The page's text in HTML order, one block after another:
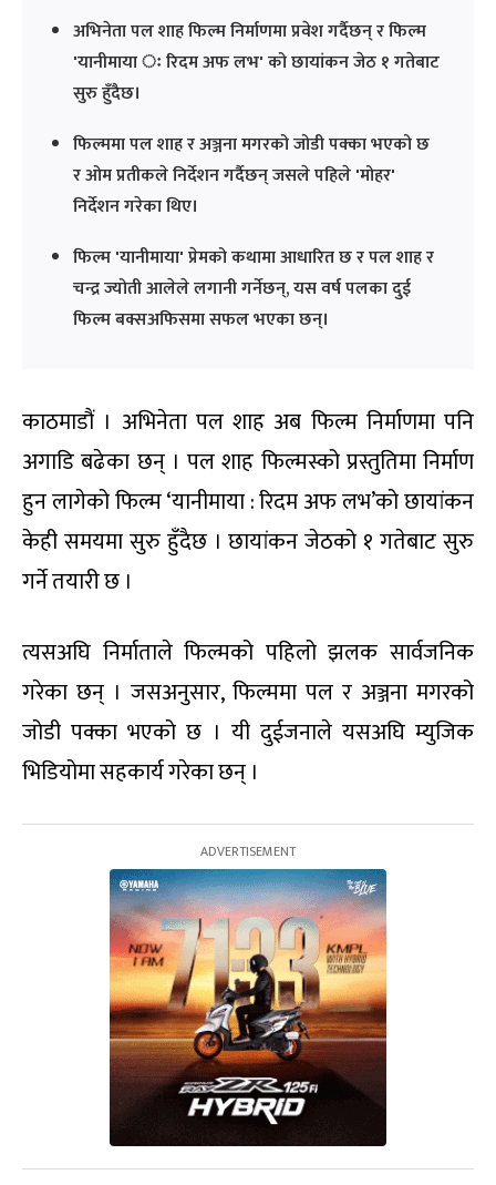
अभिनेता पल शाह फिल्म निर्माणमा प्रवेश गर्दैछन् र फिल्म
'यानीमाया ः रिदम अफ लभ' को छायांकन जेठ १ गतेबाट
सुरु हुँदैछ।
फिल्ममा पल शाह र अञ्जना मगरको जोडी पक्का भएको छ
र ओम प्रतीकले निर्देशन गर्दैछन् जसले पहिले 'मोहर'
निर्देशन गरेका थिए।
फिल्म 'यानीमाया' प्रेमको कथामा आधारित छ र पल शाह र
चन्द्र ज्योती आलेले लगानी गर्नेछन्, यस वर्ष पलका दुई
फिल्म बक्सअफिसमा सफल भएका छन्।
काठमाडौं । अभिनेता पल शाह अब फिल्म निर्माणमा पनि
अगाडि बढेका छन् । पल शाह फिल्मस्को प्रस्तुतिमा निर्माण
हुन लागेको फिल्म ‘यानीमाया : रिदम अफ लभ’को छायांकन
केही समयमा सुरु हुँदैछ । छायांकन जेठको १ गतेबाट सुरु
गर्ने तयारी छ ।
त्यसअघि निर्माताले फिल्मको पहिलो झलक सार्वजनिक
गरेका छन् । जसअनुसार, फिल्ममा पल र अञ्जना मगरको
जोडी पक्का भएको छ । यी दुईजनाले यसअघि म्युजिक
भिडियोमा सहकार्य गरेका छन् ।